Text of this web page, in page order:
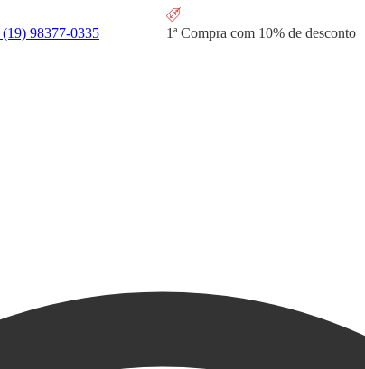
(19) 98377-0335 1ª Compra com 10% de desconto